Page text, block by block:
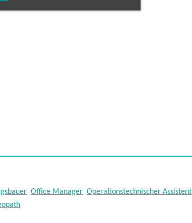
Office Manager Operationstechnischer Assistent